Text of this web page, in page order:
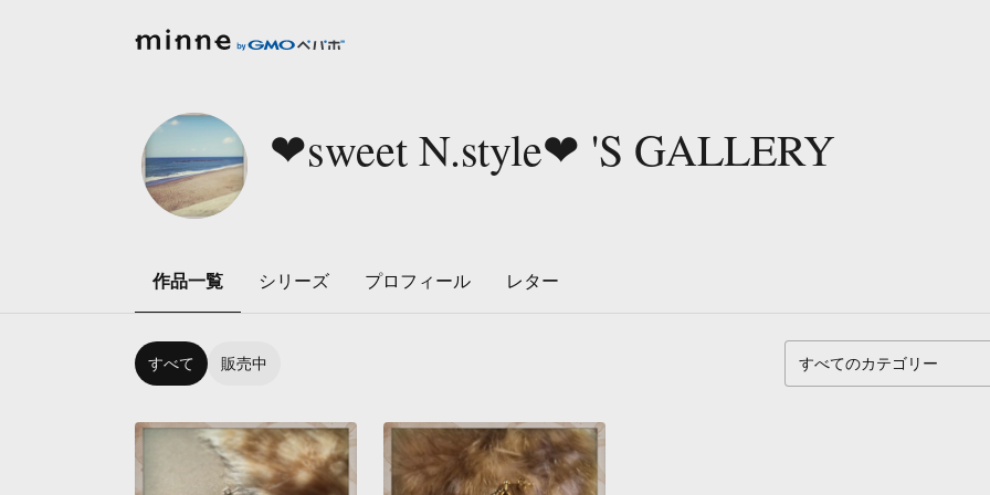
❤︎sweet N.style❤︎ 'S GALLERY
作品一覧 シリーズ プロフィール レター
すべて 販売中